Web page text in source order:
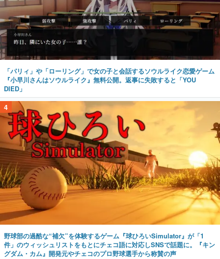
「パリィ」や「ローリング」で女の子と会話するソウルライク恋愛ゲーム
『小早川さんはソウルライク』無料公開。返事に失敗すると「YOU
DIED」
4
野球部の過酷な“補欠”を体験するゲーム『球ひろいSimulator』が「1
件」のウィッシュリストをもとにチェコ語に対応しSNSで話題に。『キン
グダム・カム』開発元やチェコのプロ野球選手から称賛の声